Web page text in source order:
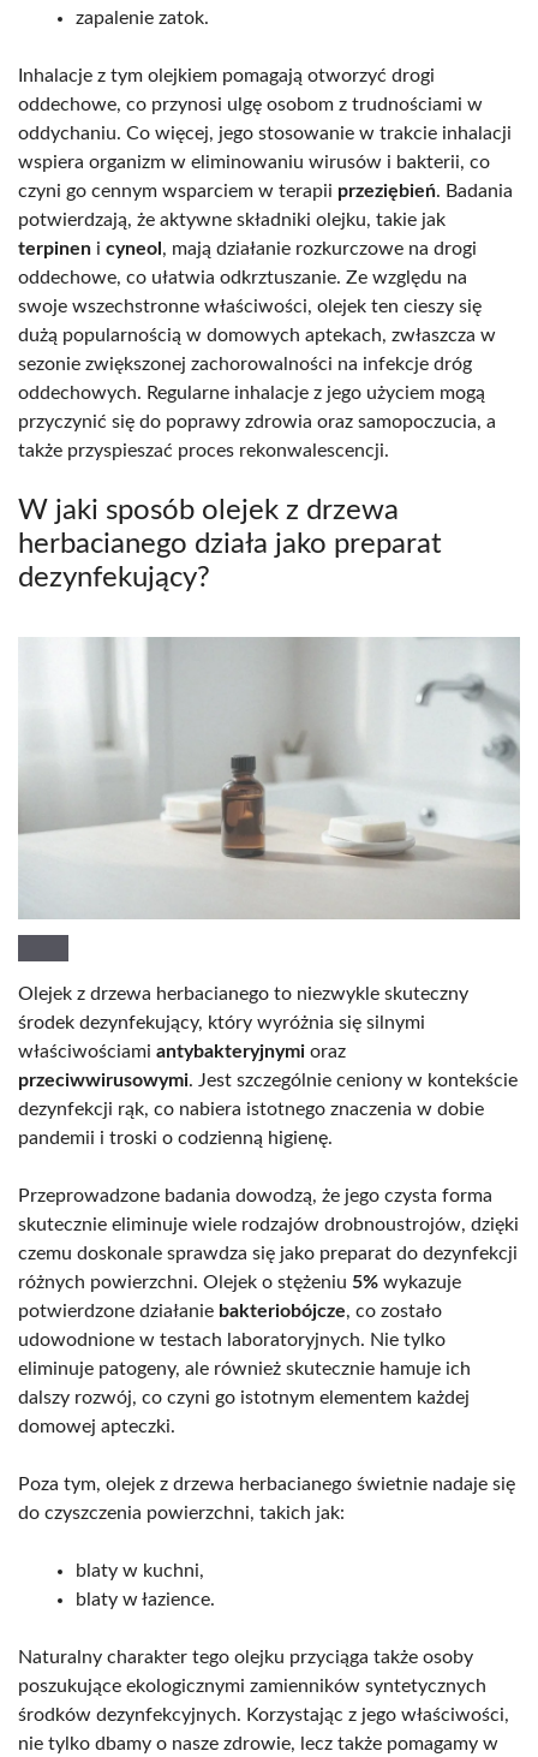
zapalenie zatok.
Inhalacje z tym olejkiem pomagają otworzyć drogi
oddechowe, co przynosi ulgę osobom z trudnościami w
oddychaniu. Co więcej, jego stosowanie w trakcie inhalacji
wspiera organizm w eliminowaniu wirusów i bakterii, co
czyni go cennym wsparciem w terapii przeziębień. Badania
potwierdzają, że aktywne składniki olejku, takie jak
terpinen i cyneol , mają działanie rozkurczowe na drogi
oddechowe, co ułatwia odkrztuszanie. Ze względu na
swoje wszechstronne właściwości, olejek ten cieszy się
dużą popularnością w domowych aptekach, zwłaszcza w
sezonie zwiększonej zachorowalności na infekcje dróg
oddechowych. Regularne inhalacje z jego użyciem mogą
przyczynić się do poprawy zdrowia oraz samopoczucia, a
także przyspieszać proces rekonwalescencji.
W jaki sposób olejek z drzewa
herbacianego działa jako preparat
dezynfekujący?
Olejek z drzewa herbacianego to niezwykle skuteczny
środek dezynfekujący, który wyróżnia się silnymi
właściwościami antybakteryjnymi oraz
przeciwwirusowymi. Jest szczególnie ceniony w kontekście
dezynfekcji rąk, co nabiera istotnego znaczenia w dobie
pandemii i troski o codzienną higienę.
Przeprowadzone badania dowodzą, że jego czysta forma
skutecznie eliminuje wiele rodzajów drobnoustrojów, dzięki
czemu doskonale sprawdza się jako preparat do dezynfekcji
różnych powierzchni. Olejek o stężeniu 5% wykazuje
potwierdzone działanie bakteriobójcze, co zostało
udowodnione w testach laboratoryjnych. Nie tylko
eliminuje patogeny, ale również skutecznie hamuje ich
dalszy rozwój, co czyni go istotnym elementem każdej
domowej apteczki.
Poza tym, olejek z drzewa herbacianego świetnie nadaje się
do czyszczenia powierzchni, takich jak:
blaty w kuchni,
blaty w łazience.
Naturalny charakter tego olejku przyciąga także osoby
poszukujące ekologicznymi zamienników syntetycznych
środków dezynfekcyjnych. Korzystając z jego właściwości,
nie tylko dbamy o nasze zdrowie, lecz także pomagamy w